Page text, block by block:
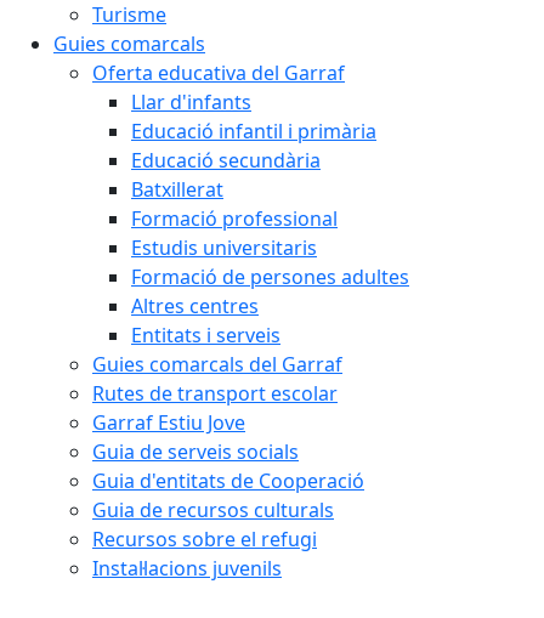
Turisme
Guies comarcals
Oferta educativa del Garraf
Llar d'infants
Educació infantil i primària
Educació secundària
Batxillerat
Formació professional
Estudis universitaris
Formació de persones adultes
Altres centres
Entitats i serveis
Guies comarcals del Garraf
Rutes de transport escolar
Garraf Estiu Jove
Guia de serveis socials
Guia d'entitats de Cooperació
Guia de recursos culturals
Recursos sobre el refugi
Instal·lacions juvenils